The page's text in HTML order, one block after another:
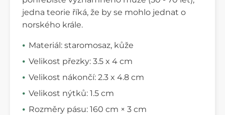
jedna teorie říká, že by se mohlo jednat o
norského krále.
Materiál: staromosaz, kůže
Velikost přezky: 3.5 x 4 cm
Velikost nákončí: 2.3 x 4.8 cm
Velikost nýtků: 1.5 cm
Rozměry pásu: 160 cm × 3 cm